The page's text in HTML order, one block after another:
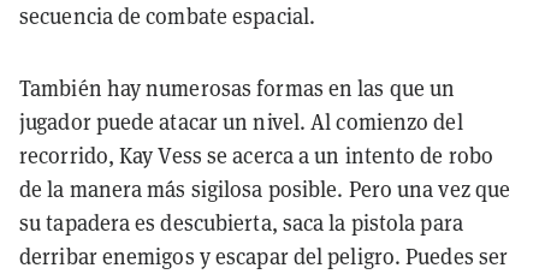
secuencia de combate espacial.
También hay numerosas formas en las que un
jugador puede atacar un nivel. Al comienzo del
recorrido, Kay Vess se acerca a un intento de robo
de la manera más sigilosa posible. Pero una vez que
su tapadera es descubierta, saca la pistola para
derribar enemigos y escapar del peligro. Puedes ser